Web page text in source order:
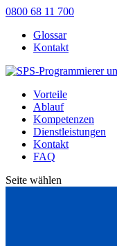
0800 68 11 700
Glossar
Kontakt
Vorteile
Ablauf
Kompetenzen
Dienstleistungen
Kontakt
FAQ
Seite wählen